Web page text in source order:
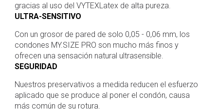
gracias al uso del VYTEXLatex de alta pureza.
ULTRA-SENSITIVO
Con un grosor de pared de solo 0,05 - 0,06 mm, los
condones MY.SIZE PRO son mucho más finos y
ofrecen una sensación natural ultrasensible.
SEGURIDAD
Nuestros preservativos a medida reducen el esfuerzo
aplicado que se produce al poner el condón, causa
más común de su rotura.